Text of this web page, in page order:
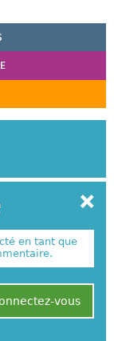
en tant que
vous